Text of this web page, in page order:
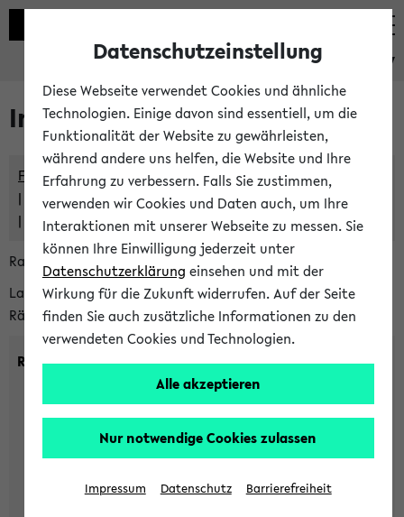
eKVV
Im eKVV verwaltete Räume
Freie Räume und Veranstaltungsüberschneidungen
Raumüberschneidungen
Hinweise der zentralen Raumvergabe
Raumanfragen:
raumvergabe@uni-bielefeld.de
Lassen Sie sich alle Räume anzeigen oder suchen Sie nach
Räumen mit bestimmten Eigenschaften:
Raumkriterien:
max. Plätze:
Datenschutzeinstellung
Diese Webseite verwendet Cookies und ähnliche
Technologien. Einige davon sind essentiell, um die
Funktionalität der Website zu gewährleisten,
während andere uns helfen, die Website und Ihre
Erfahrung zu verbessern. Falls Sie zustimmen,
verwenden wir Cookies und Daten auch, um Ihre
Interaktionen mit unserer Webseite zu messen. Sie
können Ihre Einwilligung jederzeit unter
Datenschutzerklärung einsehen und mit der
Wirkung für die Zukunft widerrufen. Auf der Seite
finden Sie auch zusätzliche Informationen zu den
verwendeten Cookies und Technologien.
Alle akzeptieren
Nur notwendige Cookies zulassen
Impressum Datenschutz Barrierefreiheit